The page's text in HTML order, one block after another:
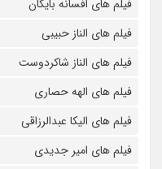
فیلم های افسانه بایگان
فیلم های الناز حبیبی
فیلم های الناز شاکردوست
فیلم های الهه حصاری
فیلم های الیکا عبدالرزاقی
فیلم های امیر جدیدی